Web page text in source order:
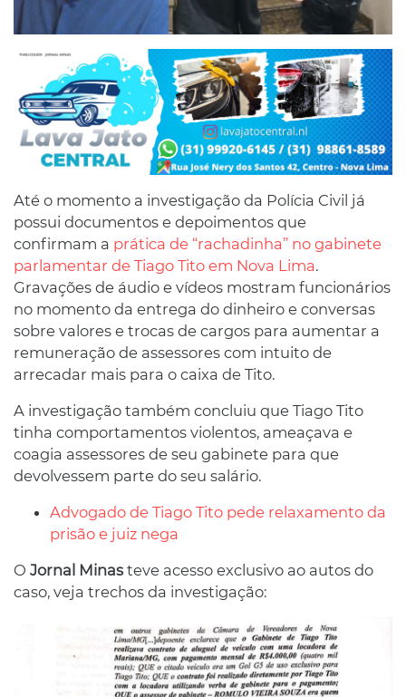
Até o momento a investigação da Polícia Civil já
possui documentos e depoimentos que
confirmam a prática de “rachadinha” no gabinete
parlamentar de Tiago Tito em Nova Lima.
Gravações de áudio e vídeos mostram funcionários
no momento da entrega do dinheiro e conversas
sobre valores e trocas de cargos para aumentar a
remuneração de assessores com intuito de
arrecadar mais para o caixa de Tito.
A investigação também concluiu que Tiago Tito
tinha comportamentos violentos, ameaçava e
coagia assessores de seu gabinete para que
devolvessem parte do seu salário.
Advogado de Tiago Tito pede relaxamento da
prisão e juiz nega
O Jornal Minasteve acesso exclusivo ao autos do
caso, veja trechos da investigação: